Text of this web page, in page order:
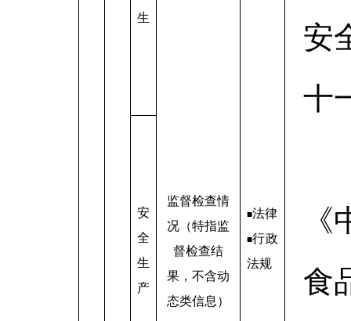
监督检查情
况（特指监
督检查结
果，不含动
态类信息）
■法律
■行政
法规
安
十
食
生
安
全
生
产